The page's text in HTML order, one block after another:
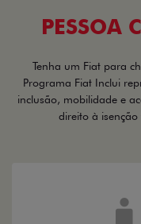
PESSOA
Tenha um Fiat para
Programa Fiat Inclui
inclusão, mobilidade e
direito à isenção